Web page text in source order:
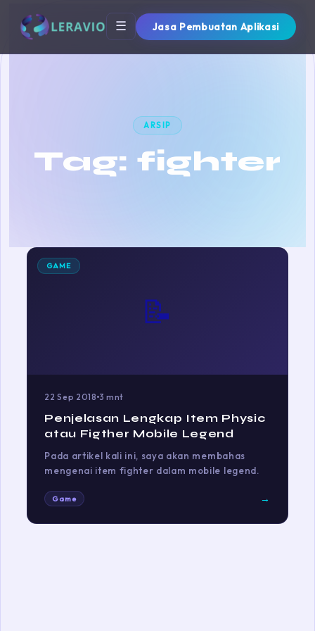
☰ Jasa Pembuatan Aplikasi
ARSIP
Tag: fighter
📝
GAME
22 Sep 2018 3 mnt
Penjelasan Lengkap Item Physic
atau Figther Mobile Legend
Pada artikel kali ini, saya akan membahas
mengenai item fighter dalam mobile legend.
Game →